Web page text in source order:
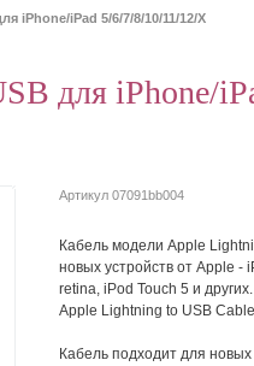
iPhone/iPad 5/6/7/8/10/11/12/X
для iPhone/
Артикул 07091bb004
Кабель модели Apple
новых устройств от Apple -
retina, iPod Touch 5 и других.
Apple Lightning to USB
Кабель подходит для